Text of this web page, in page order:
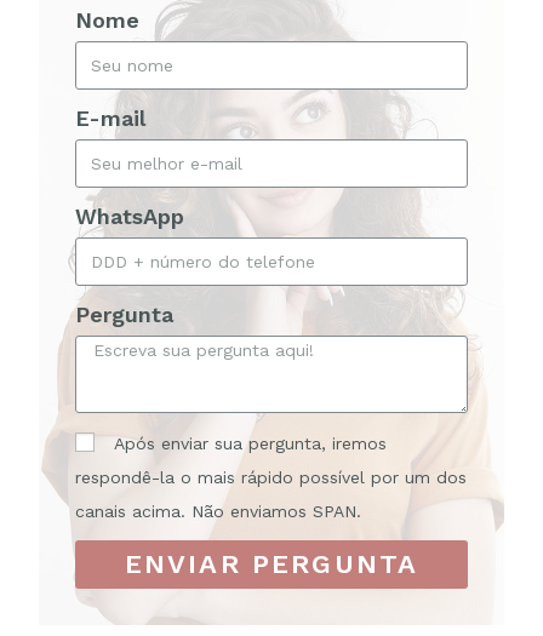
Nome
E-mail
WhatsApp
Pergunta
Após enviar sua pergunta, iremos
respondê-la o mais rápido possível por um dos
canais acima. Não enviamos SPAN.
ENVIAR PERGUNTA